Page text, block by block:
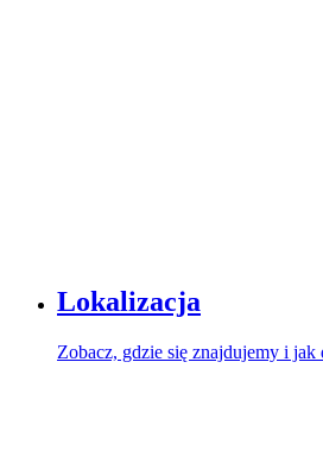
Lokalizacja
Zobacz, gdzie się znajdujemy i jak